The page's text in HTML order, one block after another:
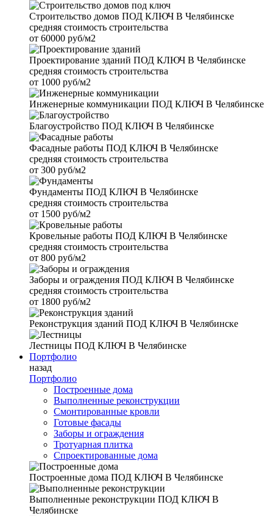
Строительство домов ПОД КЛЮЧ В Челябинске
средняя стоимость строительства
от 60000 руб/м2
Проектирование зданий ПОД КЛЮЧ В Челябинске
средняя стоимость строительства
от 1000 руб/м2
Инженерные коммуникации ПОД КЛЮЧ В Челябинске
Благоустройство ПОД КЛЮЧ В Челябинске
Фасадные работы ПОД КЛЮЧ В Челябинске
средняя стоимость строительства
от 300 руб/м2
Фундаменты ПОД КЛЮЧ В Челябинске
средняя стоимость строительства
от 1500 руб/м2
Кровельные работы ПОД КЛЮЧ В Челябинске
средняя стоимость строительства
от 800 руб/м2
Заборы и ограждения ПОД КЛЮЧ В Челябинске
средняя стоимость строительства
от 1800 руб/м2
Реконструкция зданий ПОД КЛЮЧ В Челябинске
Лестницы ПОД КЛЮЧ В Челябинске
Портфолио
назад
Портфолио
Построенные дома
Выполненные реконструкции
Смонтированные кровли
Готовые фасады
Заборы и ограждения
Тротуарная плитка
Спроектированные дома
Построенные дома ПОД КЛЮЧ В Челябинске
Выполненные реконструкции ПОД КЛЮЧ В
Челябинске